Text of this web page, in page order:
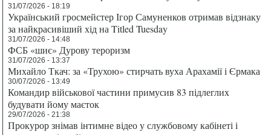
31/07/2026 - 18:19
Український гросмейстер Ігор Самуненков отримав відзнаку
за найкрасивіший хід на Titled Tuesday
31/07/2026 - 14:48
ФСБ «шиє» Дурову тероризм
31/07/2026 - 13:37
Михайло Ткач: за «Трухою» стирчать вуха Арахамії і Єрмака
30/07/2026 - 13:49
Командир військової частини примусив 83 підлеглих
будувати йому маєток
29/07/2026 - 21:38
Прокурор знімав інтимне відео у службовому кабінеті і